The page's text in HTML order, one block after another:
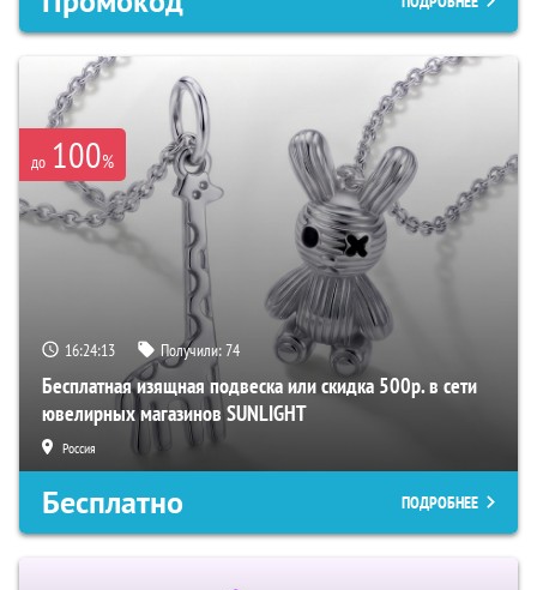
до 100%
16:24:12 Получили:74
Бесплатная изящная подвеска или скидка 500р. в сети
ювелирных магазинов SUNLIGHT
Россия
Бесплатно ПОДРОБНЕЕ